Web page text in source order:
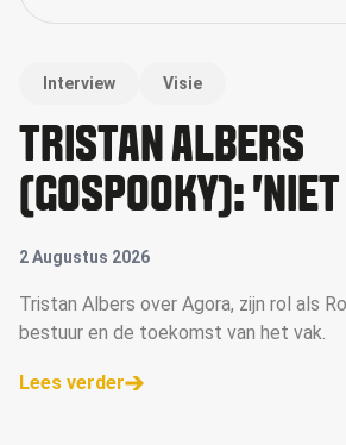
Interview Visie
TRISTAN ALBERS
(GOSPOOKY):
GROOTSTE WINT,
ZICH HET SNELST
2 Augustus 2026
Tristan Albers over Agora, zijn rol als
bestuur en de toekomst van het vak.
Lees verder